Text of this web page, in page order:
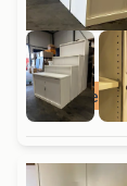
Nieuw